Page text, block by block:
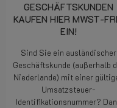
GESCHÄFTSKUNDEN
KAUFEN HIER MWST-
EIN!
Sind Sie ein ausländischer
Geschäftskunde (außerhalb
Niederlande) mit einer
Umsatzsteuer-
Identifikationsnummer?